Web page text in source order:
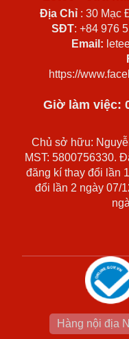
Địa Chỉ: 30 Mạc
SĐT: +84 976
Email:
https://
Giờ làm việc:
Chủ sở hữu:
MST: 5800756330.
đăng kí thay đổi lần
đổi lần 2 ngày 07/
Hàng nội địa